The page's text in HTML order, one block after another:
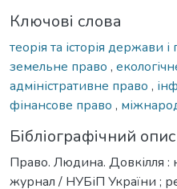
Ключові слова
теорія та історія держави і
земельне право ,
адміністративне право ,
фінансове право ,
Бібліографічний опис
Право. Людина. Довкілля :
журнал / НУБіП України ;